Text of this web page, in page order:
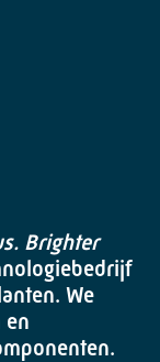
Brighter
We
en